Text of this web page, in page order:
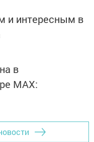
и интересным в
в
MАХ: